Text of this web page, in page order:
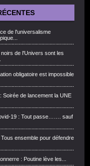
de l'universalisme
de l'Univers sont les
obligatoire est impossible
Soirée de lancement la UNE
19 : Tout passe……. sauf
ensemble pour défendre
: Poutine lève les...